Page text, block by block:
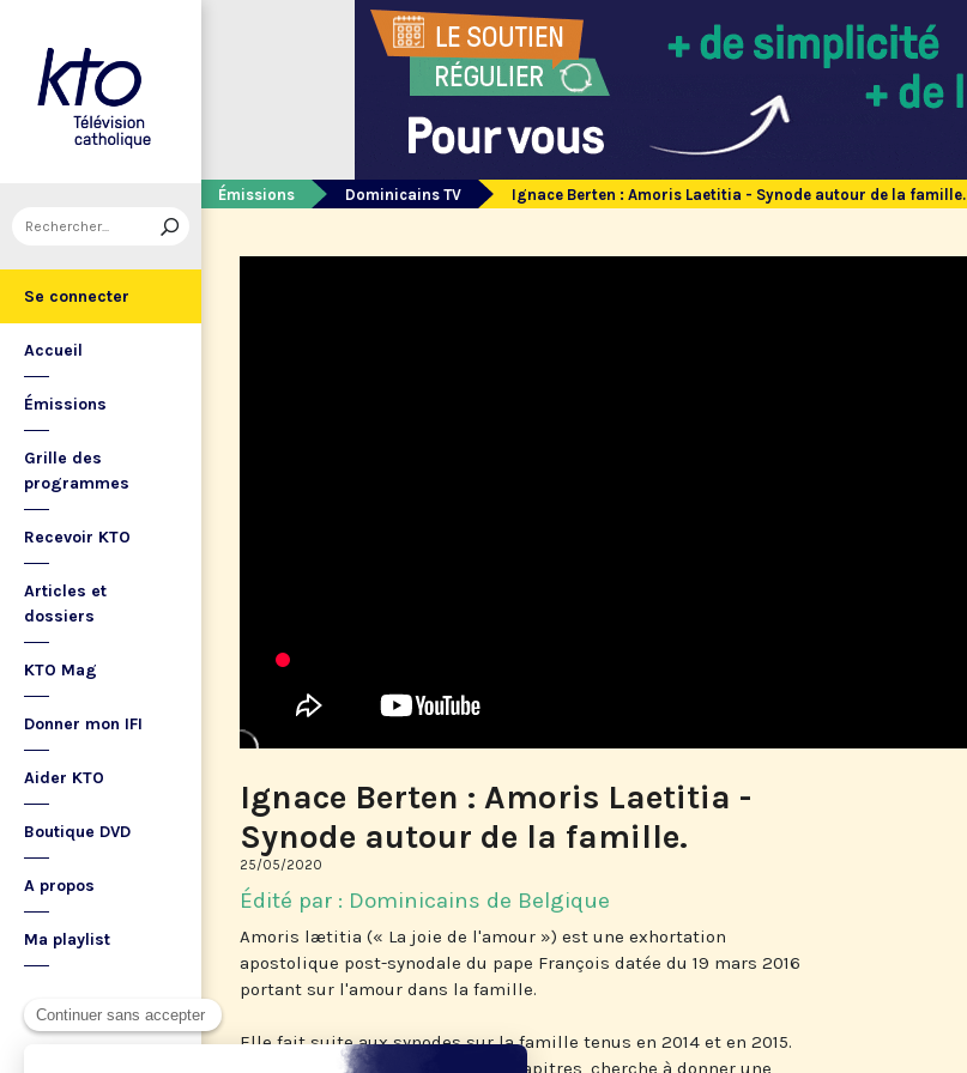
Se connecter
Accueil
Émissions
Grille des
programmes
Recevoir KTO
Articles et
dossiers
KTO Mag
Donner mon IFI
Aider KTO
Boutique DVD
A propos
Ma playlist
Émissions Dominicains TV Ignace Berten : Amoris Laetitia - Synode autour de la famille.
Ignace Berten : Amoris Laetitia -
Synode autour de la famille.
25/05/2020
Édité par : Dominicains de Belgique
Amoris lætitia (« La joie de l'amour ») est une exhortation
apostolique post-synodale du pape François datée du 19 mars 2016
portant sur l'amour dans la famille.
Elle fait suite aux synodes sur la famille tenus en 2014 et en 2015.
Ce document composé de neuf chapitres, cherche à donner une